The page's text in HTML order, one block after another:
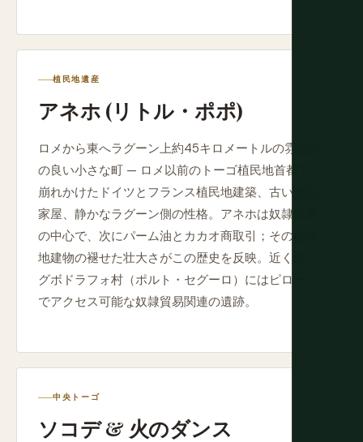
植民地遺産
アネホ (リトル・ポポ)
ロメから東へラグーン上約45キロメートルの雰囲気
の良い小さな町 — ロメ以前のトーゴ植民地首都で、
崩れかけたドイツとフランス植民地建築、古い交易
家屋、静かなラグーン側の性格。アネホは奴隷貿易
の中心で、次にパーム油とカカオ商取引；その植民
地建物の褪せた壮大さがこの歴史を反映。近くのア
グボドラフォ村（ポルト・セグーロ）にはピローグ
でアクセス可能な奴隷貿易関連の遺跡。
中央トーゴ
ソコデ & 火のダンス